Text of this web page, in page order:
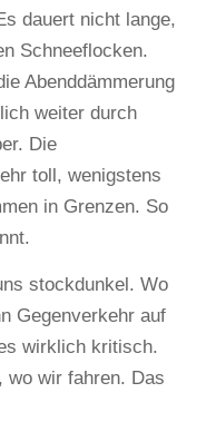
dauert nicht lange,
Schneeflocken.
Abenddämmerung
weiter durch
Die
toll, wenigstens
in Grenzen. So
stockdunkel. Wo
Gegenverkehr auf
wirklich kritisch.
wo wir fahren. Das